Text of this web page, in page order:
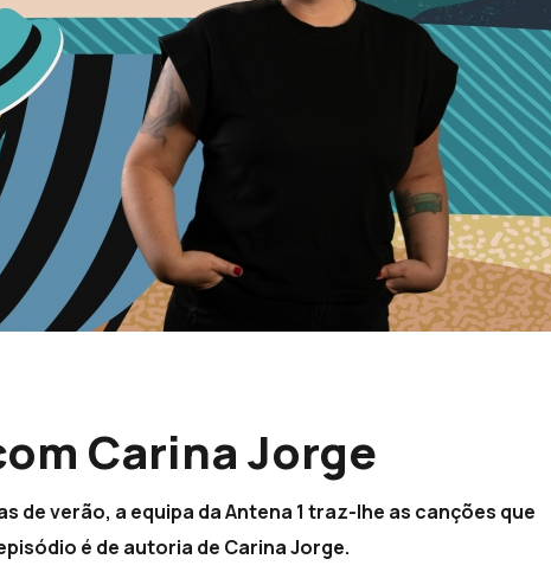
Carina Jorge
de verão, a equipa da Antena 1 traz-lhe as canções que
é de autoria de Carina Jorge.